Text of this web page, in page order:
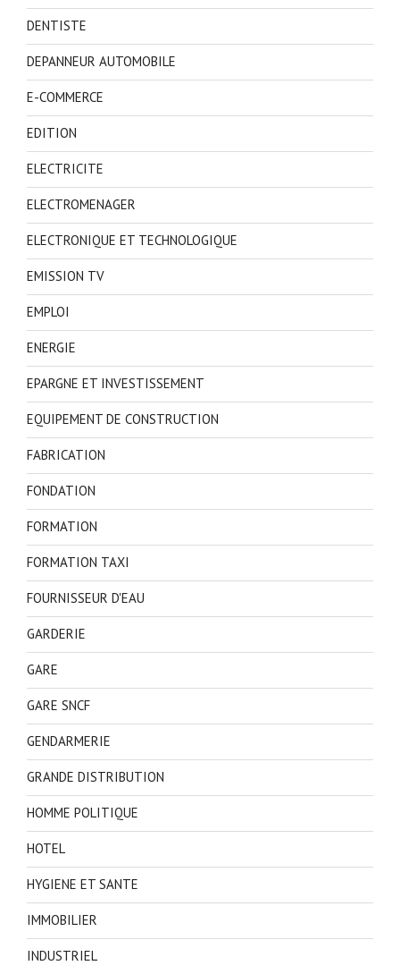
DENTISTE
DEPANNEUR AUTOMOBILE
E-COMMERCE
EDITION
ELECTRICITE
ELECTROMENAGER
ELECTRONIQUE ET TECHNOLOGIQUE
EMISSION TV
EMPLOI
ENERGIE
EPARGNE ET INVESTISSEMENT
EQUIPEMENT DE CONSTRUCTION
FABRICATION
FONDATION
FORMATION
FORMATION TAXI
FOURNISSEUR D'EAU
GARDERIE
GARE
GARE SNCF
GENDARMERIE
GRANDE DISTRIBUTION
HOMME POLITIQUE
HOTEL
HYGIENE ET SANTE
IMMOBILIER
INDUSTRIEL